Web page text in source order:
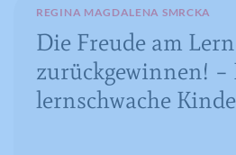
REGINA MAGDALENA SMRCKA
Die Freude am
zurückgewinnen!
lernschwache
der Benutzer